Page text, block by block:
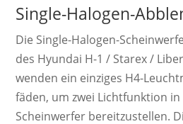
Single-Halogen-
Die Single-Ha­lo­gen-
des Hyundai H-1 / Starex /
wen­den ein ein­zi­ges H4-
fäden, um zwei Licht­funk­tion
Schein­werf­er bereit­zu­stel­len.